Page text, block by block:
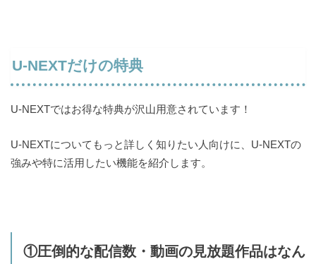
U-NEXTだけの特典
U-NEXTではお得な特典が沢山用意されています！
U-NEXTについてもっと詳しく知りたい人向けに、U-NEXTの
強みや特に活用したい機能を紹介します。
①圧倒的な配信数・動画の見放題作品はなん